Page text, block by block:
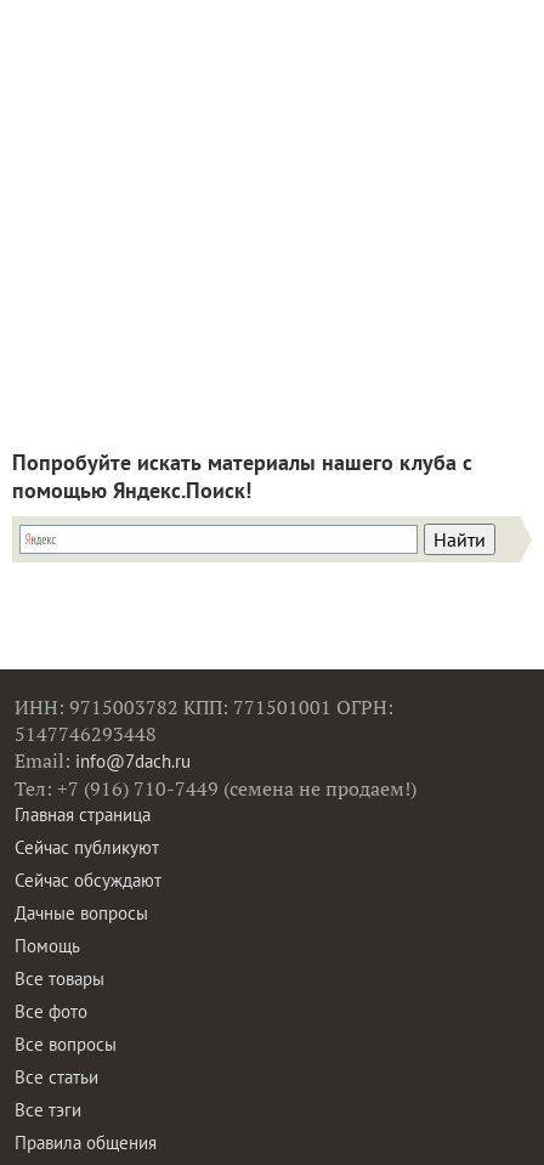
Попробуйте искать материалы нашего клуба с
помощью Яндекс.Поиск!
ИНН: 9715003782 КПП: 771501001 ОГРН:
5147746293448
Email: info@7dach.ru
Тел: +7 (916) 710-7449 (семена не продаем!)
Главная страница
Сейчас публикуют
Сейчас обсуждают
Дачные вопросы
Помощь
Все товары
Все фото
Все вопросы
Все статьи
Все тэги
Правила общения